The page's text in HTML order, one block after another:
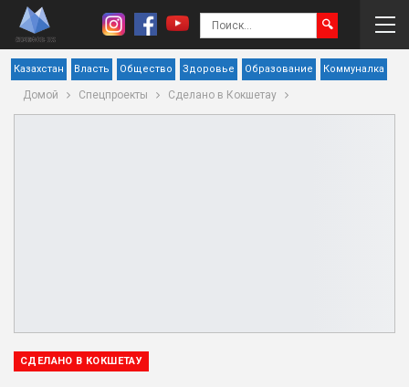
Казахстан Власть Общество Здоровье Образование Коммуналка
Домой Спецпроекты Сделано в Кокшетау
СДЕЛАНО В КОКШЕТАУ